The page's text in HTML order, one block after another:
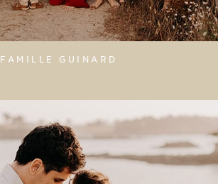
FAMILLE GUINARD